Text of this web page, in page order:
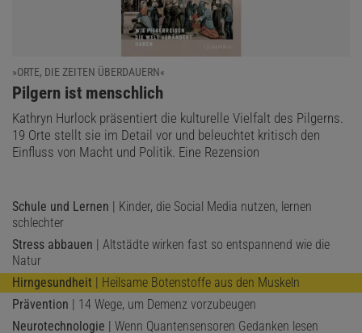
»ORTE, DIE ZEITEN ÜBERDAUERN«
:
Pilgern ist menschlich
Kathryn Hurlock präsentiert die kulturelle Vielfalt des Pilgerns.
19 Orte stellt sie im Detail vor und beleuchtet kritisch den
Einfluss von Macht und Politik. Eine Rezension
Schule und Lernen | Kinder, die Social Media nutzen, lernen
schlechter
Stress abbauen | Altstädte wirken fast so entspannend wie die
Natur
Hirngesundheit | Heilsame Botenstoffe aus den Muskeln
Prävention | 14 Wege, um Demenz vorzubeugen
Neurotechnologie | Wenn Quantensensoren Gedanken lesen